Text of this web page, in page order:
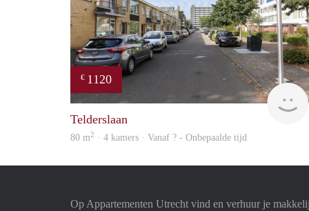
€ 1120
Telderslaan
80 m2 · 4 kamers · Vanaf ? - Onbepaalde tijd
Op Appartementen Utrecht vind en verhuur je